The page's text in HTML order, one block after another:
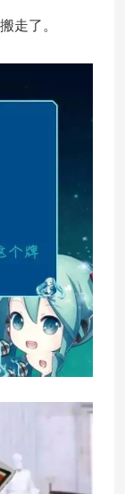
走了。